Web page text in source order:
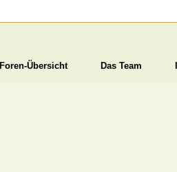
Foren-Übersicht Das Team